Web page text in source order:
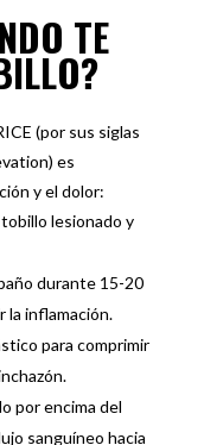
TE
(por sus siglas
es
y el dolor:
lesionado y
durante 15-20
la inflamación.
para comprimir
por encima del
sanguíneo hacia